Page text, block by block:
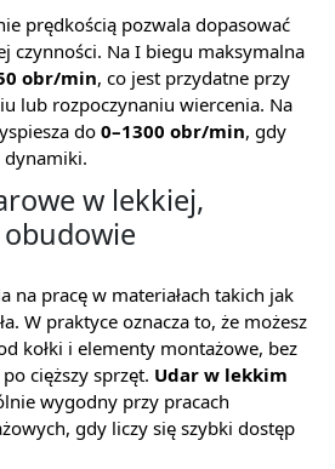
prędkością pozwala dopasować
czynności. Na I biegu maksymalna
obr/min, co jest przydatne przy
lub rozpoczynaniu wiercenia. Na
do 0–1300 obr/min, gdy
dynamiki.
w lekkiej,
na pracę w materiałach takich jak
W praktyce oznacza to, że możesz
kołki i elementy montażowe, bez
cięższy sprzęt. Udar w lekkim
wygodny przy pracach
gdy liczy się szybki dostęp